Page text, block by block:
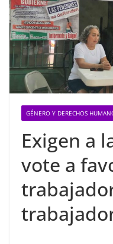
GÉNERO Y DERECHOS
Exigen a
vote a